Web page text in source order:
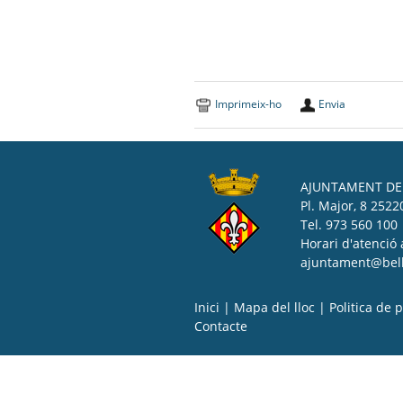
Imprimeix-ho Envia
AJUNTAMENT DE
Pl. Major, 8
Tel. 973 560 100
Horari d'atenció
Inici | Mapa del lloc | Politica de
Contacte